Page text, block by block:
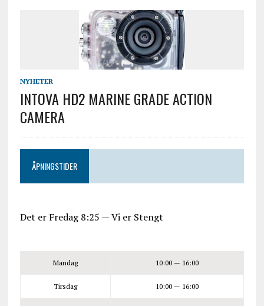
NYHETER
INTOVA HD2 MARINE GRADE ACTION
CAMERA
ÅPNINGSTIDER
Det erFredag8:25 —Vi er Stengt
Mandag 10:00 — 16:00
Tirsdag 10:00 — 16:00